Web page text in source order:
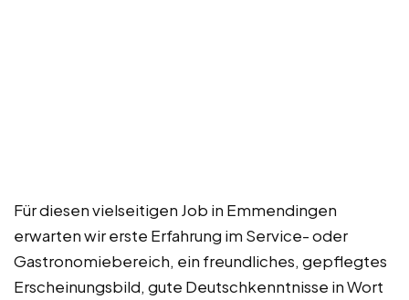
Für diesen vielseitigen Job in Emmendingen
erwarten wir erste Erfahrung im Service- oder
Gastronomiebereich, ein freundliches, gepflegtes
Erscheinungsbild, gute Deutschkenntnisse in Wort